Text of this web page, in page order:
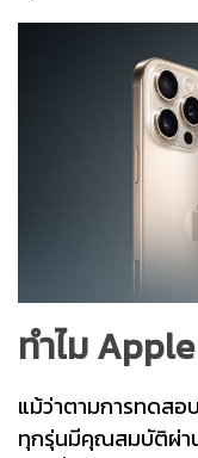
ทำไม
แม้ว่าตามการทดสอ
ทุกรุ่นมีคุณสมบัติผ่า